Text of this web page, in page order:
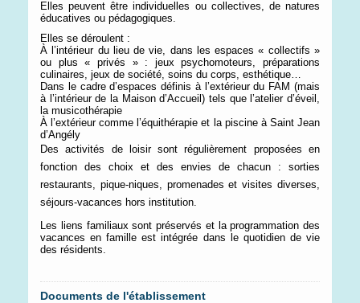
Elles peuvent être individuelles ou collectives, de natures
éducatives ou pédagogiques.
Elles se déroulent :
À l’intérieur du lieu de vie, dans les espaces « collectifs »
ou plus « privés » : jeux psychomoteurs, préparations
culinaires, jeux de société, soins du corps, esthétique…
Dans le cadre d’espaces définis à l’extérieur du FAM (mais
à l’intérieur de la Maison d’Accueil) tels que l’atelier d’éveil,
la musicothérapie
À l’extérieur comme l’équithérapie et la piscine à Saint Jean
d’Angély
Des activités de loisir sont régulièrement proposées en
fonction des choix et des envies de chacun : sorties
restaurants, pique-niques, promenades et visites diverses,
séjours-vacances hors institution.
Les liens familiaux sont préservés et la programmation des
vacances en famille est intégrée dans le quotidien de vie
des résidents.
Documents de l'établissement